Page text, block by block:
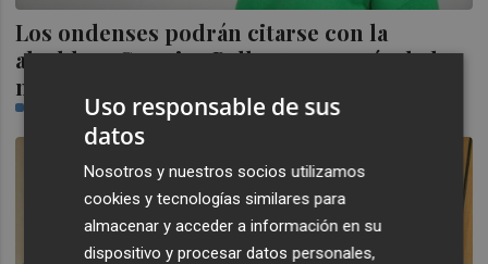
Los ondenses podrán citarse con la
alcaldesa Carmina Ballester a través de la
nueva App
CASTELLÓN PLAZA
Uso responsable de sus
datos
Nosotros y nuestros socios utilizamos
cookies y tecnologías similares para
almacenar y acceder a información en su
dispositivo y procesar datos personales,